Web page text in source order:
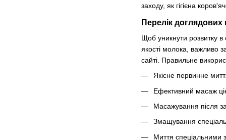
заходу, як гігієна
Перелік
Щоб уникнути розвитку в
якості молока, важливо
сайті. Правильне
Якісне первинне
Ефективний масаж
Масажування після
Змащування
Миття спеціальними